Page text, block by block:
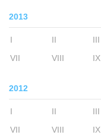
2013
I II III
VII
VIII IX
2012
I II III
VII
VIII IX